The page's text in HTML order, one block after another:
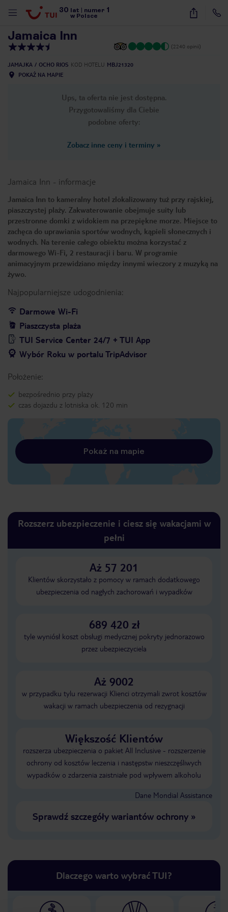
30 lat numer 1
w Polsce
23
Jamaica Inn
(2240 opinii)
JAMAJKA OCHO RIOS KOD HOTELU MBJ21320
POKAŻ NA MAPIE
Ups, ta oferta nie jest dostępna.
Przygotowaliśmy dla Ciebie
podobne oferty:
Zobacz inne ceny i terminy »
Jamaica Inn - informacje
Jamaica Inn to kameralny hotel zlokalizowany tuż przy rajskiej,
piaszczystej plaży. Zakwaterowanie obejmuje suity lub
przestronne domki z widokiem na przepiękne morze. Miejsce to
zachęca do uprawiania sportów wodnych, kąpieli słonecznych i
wodnych. Na terenie całego obiektu można korzystać z
darmowego Wi-Fi, 2 restauracji i baru. W programie
animacyjnym przewidziano między innymi wieczory z muzyką na
żywo.
Najpopularniejsze udogodnienia:
Darmowe Wi-Fi
Piaszczysta plaża
TUI Service Center 24/7 + TUI App
Wybór Roku w portalu TripAdvisor
Położenie:
bezpośrednio przy plaży
czas dojazdu z lotniska ok. 120 min
Pokaż na mapie
Rozszerz ubezpieczenie i ciesz się wakacjami w
pełni
Aż 57 201
Klientów skorzystało z pomocy w ramach dodatkowego
ubezpieczenia od nagłych zachorowań i wypadków
689 420 zł
tyle wyniósł koszt obsługi medycznej pokryty jednorazowo
przez ubezpieczyciela
Aż 9002
w przypadku tylu rezerwacji Klienci otrzymali zwrot kosztów
wakacji w ramach ubezpieczenia od rezygnacji
Większość Klientów
rozszerza ubezpieczenia o pakiet All Inclusive - rozszerzenie
ochrony od kosztów leczenia i następstw nieszczęśliwych
wypadków o zdarzenia zaistniałe pod wpływem alkoholu
Dane Mondial Assistance
Sprawdź szczegóły wariantów ochrony»
Dlaczego warto wybrać TUI?